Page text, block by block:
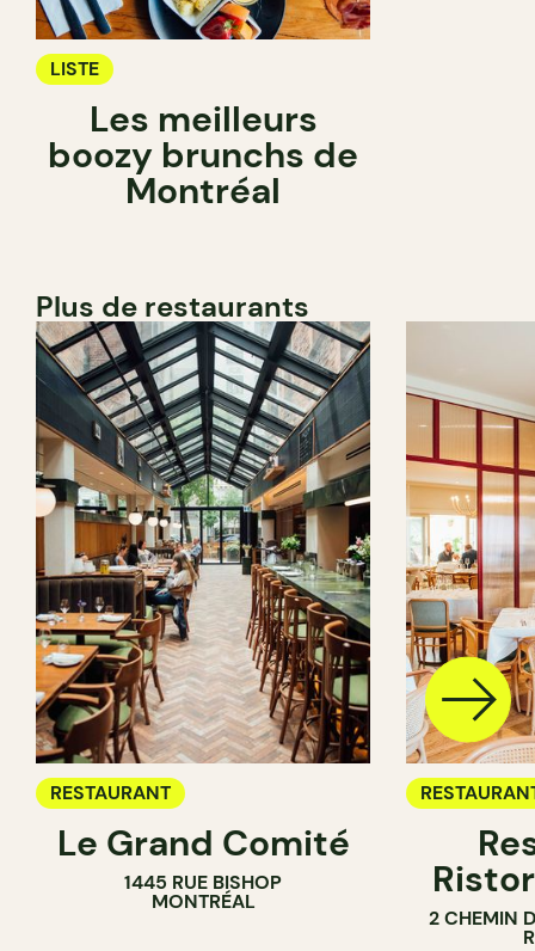
LISTE
Les meilleurs
boozy brunchs de
Montréal
Plus de restaurants
RESTAURANT
Le Grand Comité
1445 RUE BISHOP
MONTRÉAL
2 CHEMIN